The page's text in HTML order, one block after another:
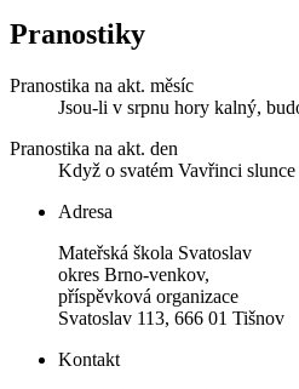
Pranostiky
Pranostika na akt. měsíc
Jsou-li v srpnu hory kalný,
Pranostika na akt. den
Když o svatém Vavřinci
Adresa
Mateřská škola Svatoslav
okres Brno-venkov,
příspěvková organizace
Svatoslav 113, 666 01 Tišnov
Kontakt